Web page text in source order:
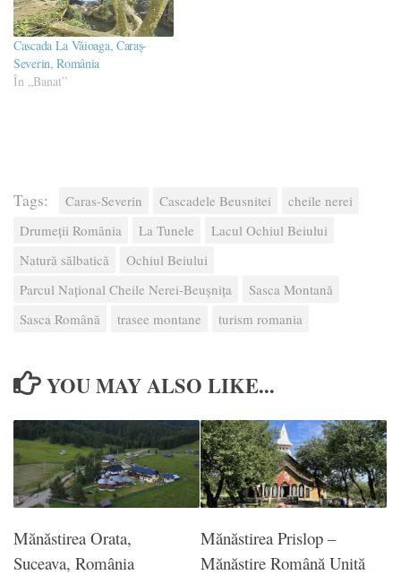
Cascada La Văioaga, Caraș-
Severin, România
În „Banat”
Tags: Caras-Severin Cascadele Beusnitei
cheile nerei
Drumeții România
La Tunele
Lacul Ochiul Beiului
Natură sălbatică
Ochiul Beiului
Parcul Naţional Cheile Nerei-Beuşniţa
Sasca Montană
Sasca Română
trasee montane turism romania
YOU MAY ALSO LIKE...
Mănăstirea Orata,
Suceava, România
Mănăstirea Prislop –
Mănăstire Română Unită